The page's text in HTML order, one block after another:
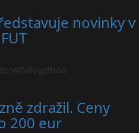
novinky v
zdražil. Ceny
200 eur